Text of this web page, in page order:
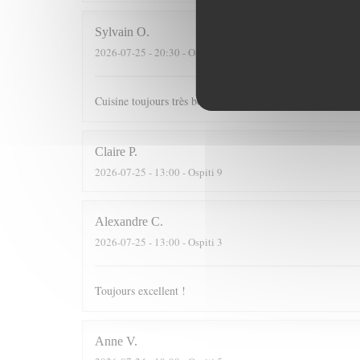
Sylvain O
2026-07-25 - 20:30 - Ospiti 3
Cuisine toujours très bonne dans un cadre agréable
Claire P
2026-07-25 - 13:00 - Ospiti 9
Alexandre C
2026-07-25 - 13:00 - Ospiti 3
Toujours excellent !
Anne V